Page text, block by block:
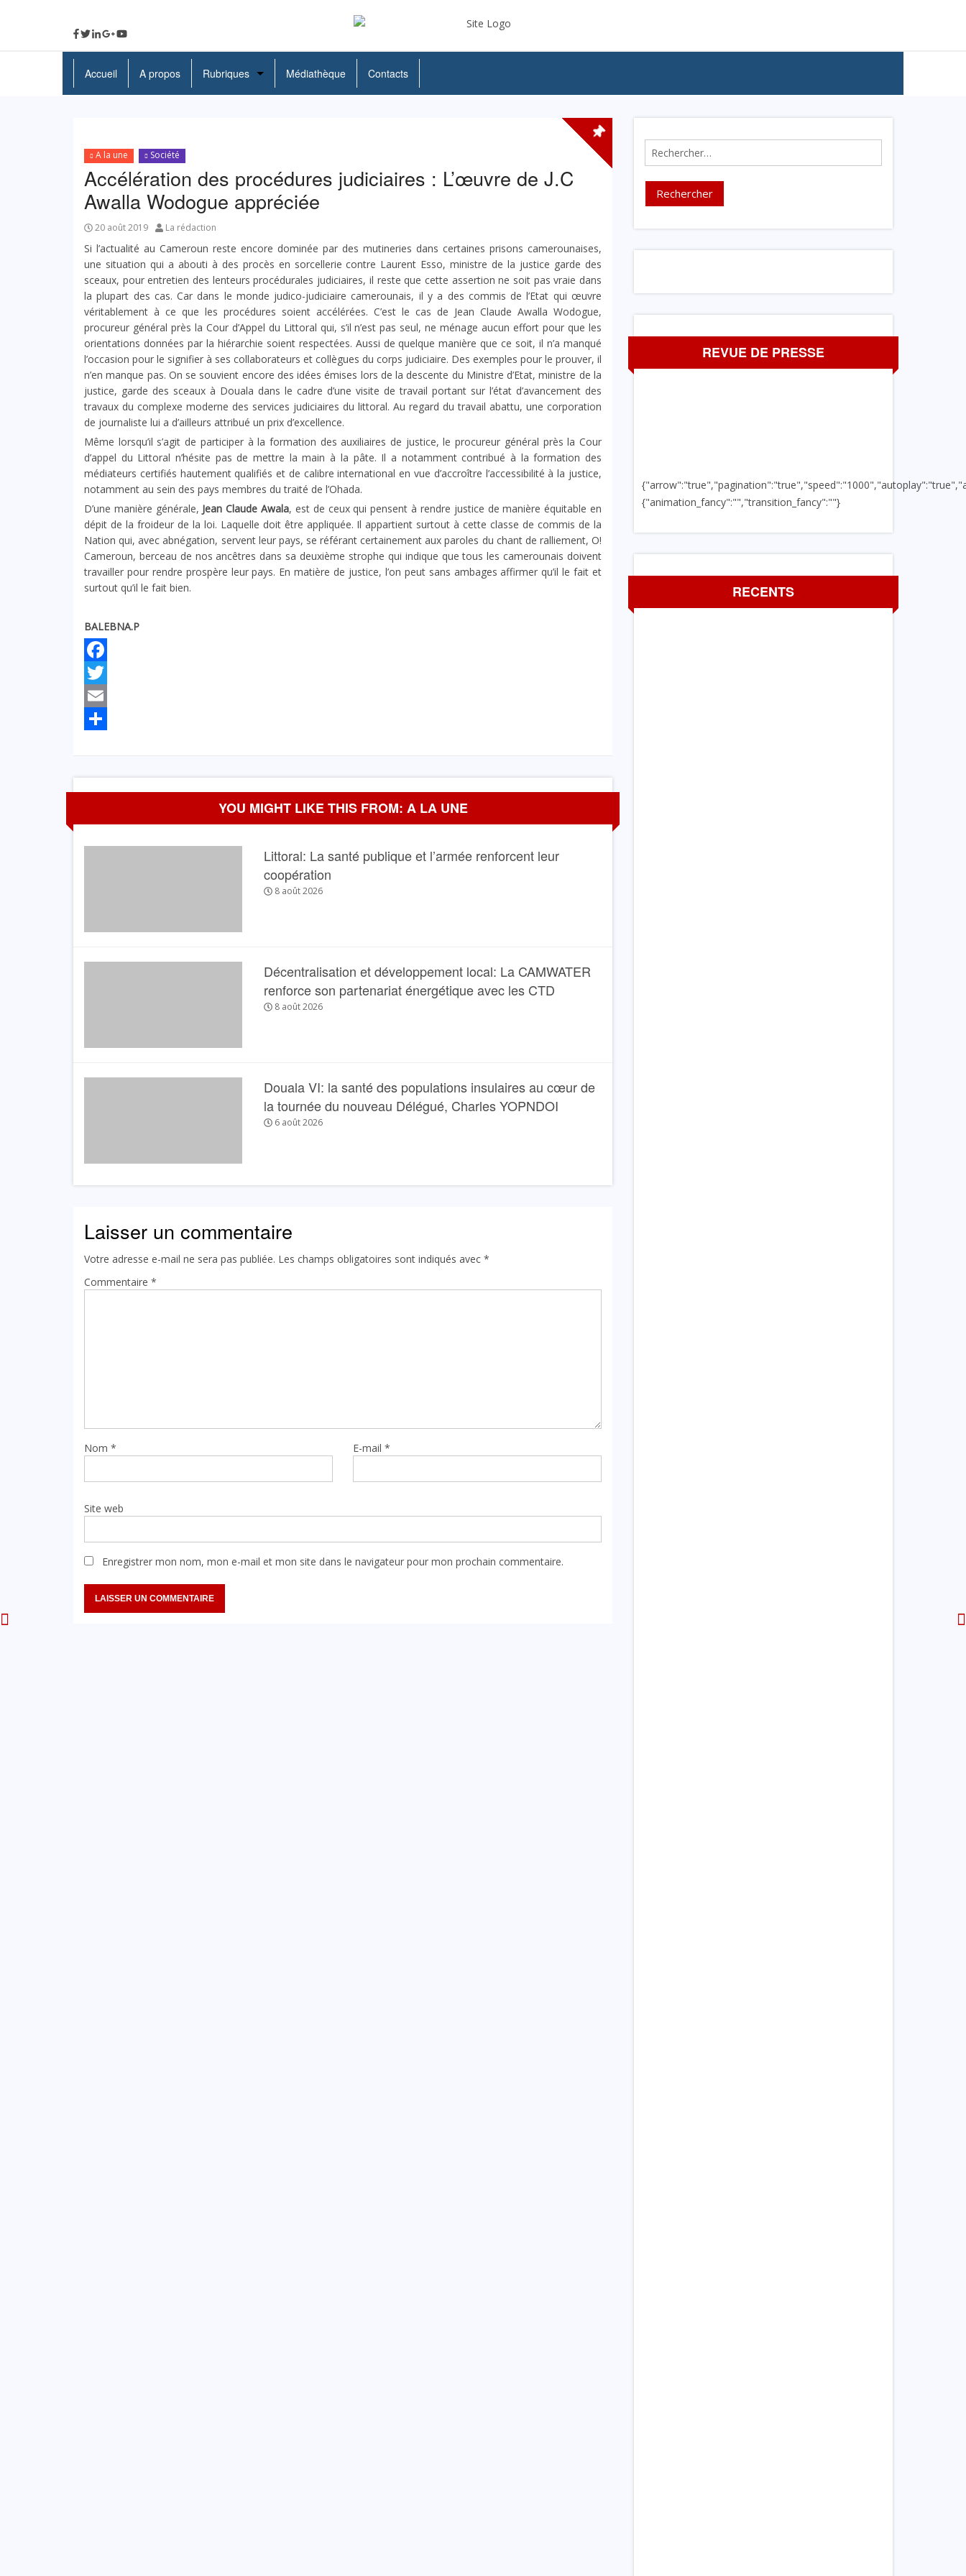
Accueil A propos Rubriques
Education
Société
Santé
Culture
Médiathèque Contacts
A la une Société
Accélération des procédures judiciaires : L’œuvre de J.C
Awalla Wodogue appréciée
20 août 2019 La rédaction
Si l’actualité au Cameroun reste encore dominée par des mutineries dans certaines prisons camerounaises,
une situation qui a abouti à des procès en sorcellerie contre Laurent Esso, ministre de la justice garde des
sceaux, pour entretien des lenteurs procédurales judiciaires, il reste que cette assertion ne soit pas vraie dans
la plupart des cas. Car dans le monde judico-judiciaire camerounais, il y a des commis de l’Etat qui œuvre
véritablement à ce que les procédures soient accélérées. C’est le cas de Jean Claude Awalla Wodogue,
procureur général près la Cour d’Appel du Littoral qui, s’il n’est pas seul, ne ménage aucun effort pour que les
orientations données par la hiérarchie soient respectées. Aussi de quelque manière que ce soit, il n’a manqué
l’occasion pour le signifier à ses collaborateurs et collègues du corps judiciaire. Des exemples pour le prouver, il
n’en manque pas. On se souvient encore des idées émises lors de la descente du Ministre d’Etat, ministre de la
justice, garde des sceaux à Douala dans le cadre d’une visite de travail portant sur l’état d’avancement des
travaux du complexe moderne des services judiciaires du littoral. Au regard du travail abattu, une corporation
de journaliste lui a d’ailleurs attribué un prix d’excellence.
Même lorsqu’il s’agit de participer à la formation des auxiliaires de justice, le procureur général près la Cour
d’appel du Littoral n’hésite pas de mettre la main à la pâte. Il a notamment contribué à la formation des
médiateurs certifiés hautement qualifiés et de calibre international en vue d’accroître l’accessibilité à la justice,
notamment au sein des pays membres du traité de l’Ohada.
D’une manière générale, Jean Claude Awala, est de ceux qui pensent à rendre justice de manière équitable en
dépit de la froideur de la loi. Laquelle doit être appliquée. Il appartient surtout à cette classe de commis de la
Nation qui, avec abnégation, servent leur pays, se référant certainement aux paroles du chant de ralliement, O!
Cameroun, berceau de nos ancêtres dans sa deuxième strophe qui indique que tous les camerounais doivent
travailler pour rendre prospère leur pays. En matière de justice, l’on peut sans ambages affirmer qu’il le fait et
surtout qu’il le fait bien.
BALEBNA.P
Facebook
Twitter
Email
YOU MIGHT LIKE THIS FROM: A LA UNE
Littoral: La santé publique et l’armée renforcent leur
coopération
8 août 2026
Décentralisation et développement local: La CAMWATER
renforce son partenariat énergétique avec les CTD
8 août 2026
Douala VI: la santé des populations insulaires au cœur de
la tournée du nouveau Délégué, Charles YOPNDOI
6 août 2026
Laisser un commentaire
Votre adresse e-mail ne sera pas publiée. Les champs obligatoires sont indiqués avec *
Commentaire *
Nom * E-mail*
Site web
Enregistrer mon nom, mon e-mail et mon site dans le navigateur pour mon prochain commentaire.
Rechercher :
REVUE DE PRESSE
{"animation_fancy":"","transition_fancy":""}
RECENTS